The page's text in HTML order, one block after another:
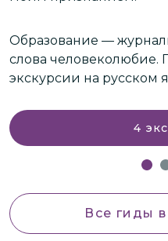
Образование — журналист. О себе:
слова человеколюбие. Провожу интересные
экскурсии на русском
4
Все гиды